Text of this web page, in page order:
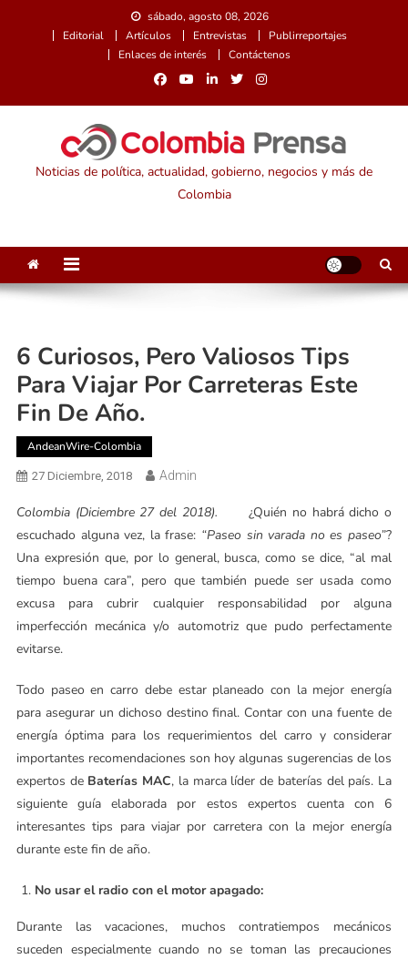
sábado, agosto 08, 2026
Editorial
Artículos Entrevistas
Publirreportajes
Enlaces de interés
Contáctenos
Noticias de política, actualidad, gobierno, negocios y más de
Colombia
6 Curiosos, Pero Valiosos Tips
Para Viajar Por Carreteras Este
Fin De Año.
AndeanWire-Colombia
27 Diciembre, 2018 Admin
Colombia (Diciembre 27 del 2018).¿Quién no habrá dicho o
escuchado alguna vez, la frase: “Paseo sin varada no es paseo”?
Una expresión que, por lo general, busca, como se dice, “al mal
tiempo buena cara”, pero que también puede ser usada como
excusa para cubrir cualquier responsabilidad por alguna
imperfección mecánica y/o automotriz que pudo perfectamente
evitarse.
Todo paseo en carro debe estar planeado con la mejor energía
para asegurar un dichoso destino final. Contar con una fuente de
energía óptima para los requerimientos del carro y considerar
importantes recomendaciones son hoy algunas sugerencias de los
expertos de Baterías MAC, la marca líder de baterías del país. La
siguiente guía elaborada por estos expertos cuenta con 6
interesantes tips para viajar por carretera con la mejor energía
durante este fin de año.
No usar el radio con el motor apagado:
Durante las vacaciones, muchos contratiempos mecánicos
suceden especialmente cuando no se toman las precauciones